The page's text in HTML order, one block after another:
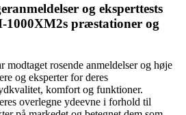
og eksperttests
1000XM2s præstationer og
rosende anmeldelser og høje
og eksperter for deres
komfort og funktioner.
overlegne ydeevne i forhold til